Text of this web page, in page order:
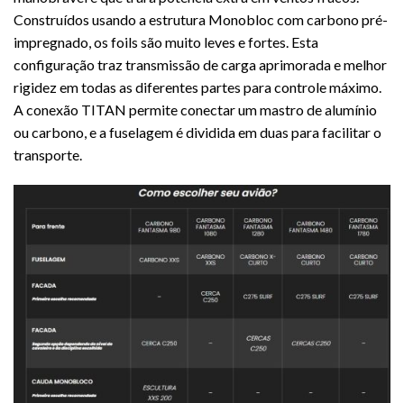
Construídos usando a estrutura Monobloc com carbono pré-
impregnado, os foils são muito leves e fortes. Esta
configuração traz transmissão de carga aprimorada e melhor
rigidez em todas as diferentes partes para controle máximo.
A conexão TITAN permite conectar um mastro de alumínio
ou carbono, e a fuselagem é dividida em duas para facilitar o
transporte.